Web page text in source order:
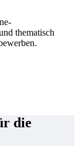
thematisch
die